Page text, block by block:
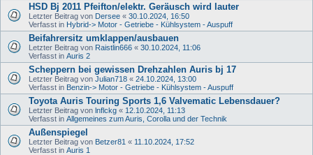
HSD Bj 2011 Pfeifton/elektr. Geräusch wird lauter
Letzter Beitrag von Dersee « 30.10.2024, 16:50
Verfasst in Hybrid-> Motor - Getriebe - Kühlsystem - Auspuff
Beifahrersitz umklappen/ausbauen
Letzter Beitrag von Raistlin666 « 30.10.2024, 11:06
Verfasst in Auris 2
Scheppern bei gewissen Drehzahlen Auris bj 17
Letzter Beitrag von Julian718 « 24.10.2024, 13:00
Verfasst in Benzin-> Motor - Getriebe - Kühlsystem - Auspuff
Toyota Auris Touring Sports 1,6 Valvematic Lebensdauer?
Letzter Beitrag von lnflckg « 12.10.2024, 11:13
Verfasst in Allgemeines zum Auris, Corolla und der Technik
Außenspiegel
Letzter Beitrag von Betzer81 « 11.10.2024, 17:52
Verfasst in Auris 1